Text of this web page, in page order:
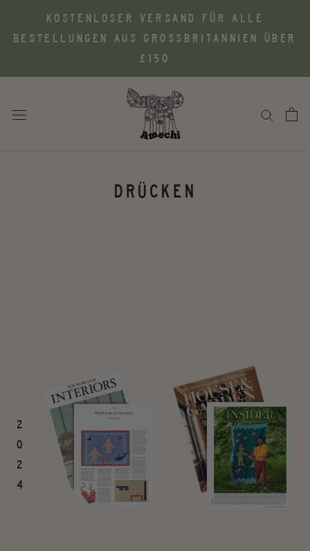
springen
KOSTENLOSER VERSAND FÜR ALLE
BESTELLUNGEN AUS GROSSBRITANNIEN ÜBER £
150
DRÜCKEN
2
0
2
4